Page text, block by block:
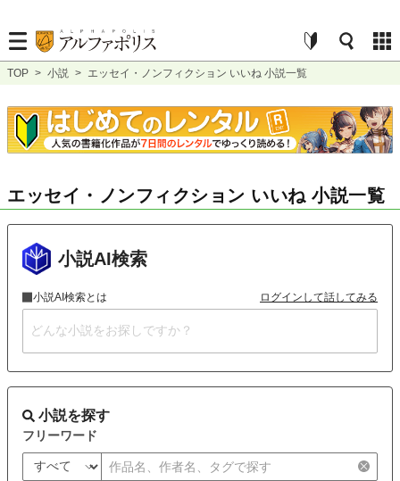
TOP > 小説 > エッセイ・ノンフィクション いいね 小説一覧
エッセイ・ノンフィクション いいね 小説一覧
小説AI検索
小説AI検索とは ログインして話してみる
小説を探す
フリーワード